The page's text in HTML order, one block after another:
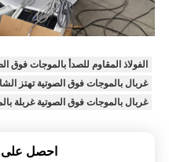
الفولاذ المقاوم للصدأ بالموجات فوق
غربال بالموجات فوق الصوتية تهتز
غربال بالموجات فوق الصوتية غربلة
احصل